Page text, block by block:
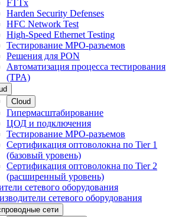
FTTx
Harden Security Defenses
HFC Network Test
High-Speed Ethernet Testing
Тестирование МРО-разъемов
Решения для PON
Автоматизация процесса тестирования
(TPA)
Cloud
Гипермасштабирование
ЦОД и подключения
Тестирование МРО-разъемов
Сертификация оптоволокна по Tier 1
(базовый уровень)
Сертификация оптоволокна по Tier 2
(расширенный уровень)
сетевого оборудования
сетевого оборудования
сети